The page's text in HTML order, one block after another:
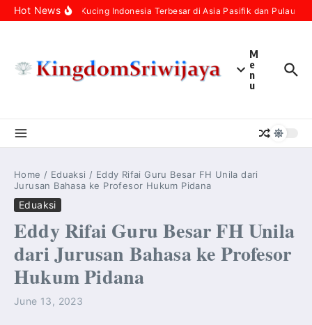
Skip to content
Hot NewsPopulasi Kucing Indonesia Terbesar di Asia Pasifik dan Pulau
M
e
n
u
Home / Eduaksi / Eddy Rifai Guru Besar FH Unila dari
Jurusan Bahasa ke Profesor Hukum Pidana
Eduaksi
Eddy Rifai Guru Besar FH Unila
dari Jurusan Bahasa ke Profesor
Hukum Pidana
June 13, 2023